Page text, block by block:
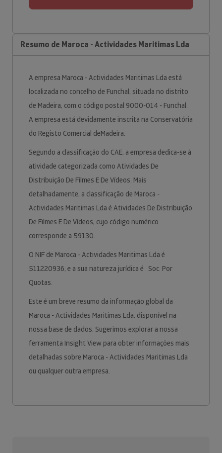
Resumo de Maroca - Actividades Maritimas Lda
A empresa Maroca - Actividades Maritimas Lda está
localizada no concelho de Funchal, situada no distrito
de Madeira, com o código postal 9000-014 - Funchal.
A empresa está devidamente inscrita na Conservatória
do Registo Comercial deMadeira.
Segundo a classificação do CAE, a empresa dedica-se à
atividade categorizada como Atividades De
Distribuição De Filmes E De Vídeos. Mais
detalhadamente, a classificação de Maroca -
Actividades Maritimas Lda é Atividades De Distribuição
De Filmes E De Vídeos, cujo código numérico
corresponde a 59130.
O NIF de Maroca - Actividades Maritimas Lda é
511220936, e a sua natureza jurídica é Soc. Por
Quotas.
Este é um breve resumo da informação global da
Maroca - Actividades Maritimas Lda, disponível na
nossa base de dados. Sugerimos explorar a nossa
ferramenta Insight View para obter informações mais
detalhadas sobre Maroca - Actividades Maritimas Lda
ou qualquer outra empresa.